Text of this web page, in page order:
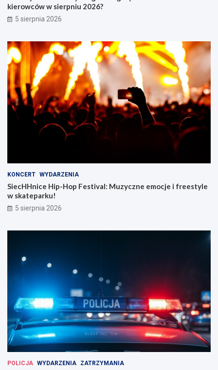
kierowców w sierpniu 2026?
5 sierpnia 2026
KONCERT WYDARZENIA
SiecHHnice Hip-Hop Festival: Muzyczne emocje i freestyle
w skateparku!
5 sierpnia 2026
POLICJA WYDARZENIA ZATRZYMANIA